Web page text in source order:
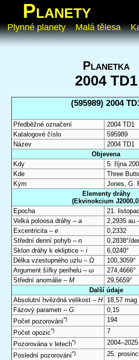
Planety
Plynné planety Malá tělesa
Planetka
2004 TD1
(595989) 2004
Předběžné označení
2004 TD1
Katalogové číslo
595989
Název
2004 TD1
Objevena
Kdy
5. října
Kde
Three
Kým
Jones, G.
Elementy dráhy
(Ekvinokcium
Epocha
21.
Velká poloosa dráhy – a
2,2935 au
Excentricita – e
0,2332
Střední denní pohyb – n
0,2838°/
Sklon dráhy k ekliptice – i
6,0240°
Délka vzestupného uzlu – Ω
100,3059°
Argument šířky perihelu – ω
274,4666°
Střední anomálie – M
29,5659°
Další údaje
Absolutní hvězdná velikost – H
18,57 mag
Fázový parametr – G
0,15
Počet pozorování*)
194
Počet opozic*)
7
Pozorována v letech*)
2004–2025
Poslední pozorování*)
25.